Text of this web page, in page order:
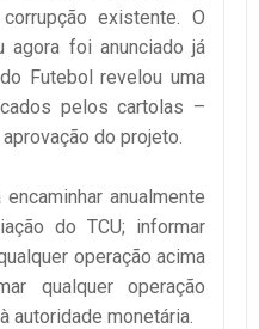
existente. O
agora foi anunciado já
Futebol revelou uma
pelos cartolas –
do projeto.
anualmente
do TCU; informar
operação acima
qualquer operação
autoridade monetária.